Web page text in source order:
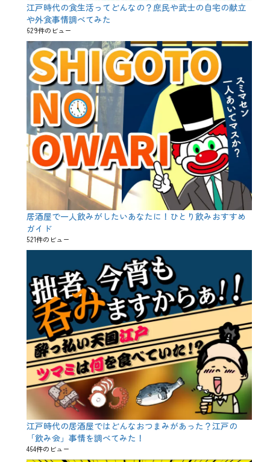
江戸時代の食生活ってどんなの？庶民や武士の自宅の献立
や外食事情調べてみた
629件のビュー
居酒屋で一人飲みがしたいあなたに！ひとり飲みおすすめ
ガイド
521件のビュー
江戸時代の居酒屋ではどんなおつまみがあった？江戸の
「飲み会」事情を調べてみた！
464件のビュー